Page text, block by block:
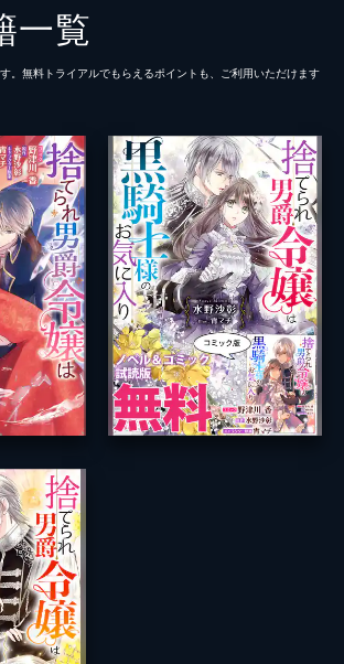
一覧
。無料トライアルでもらえるポイントも、ご利⽤いただけます